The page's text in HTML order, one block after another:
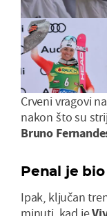
Crveni vragovi
nakon što su
Bruno
Penal je
Ipak, ključan